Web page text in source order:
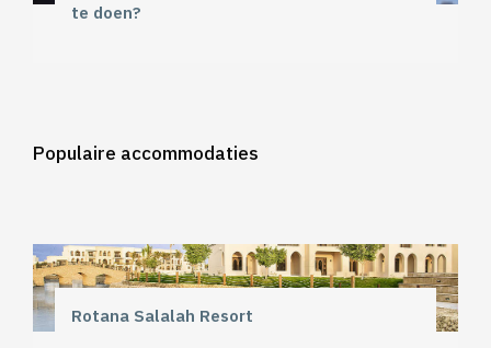
te doen?
Populaire accommodaties
Rotana Salalah Resort